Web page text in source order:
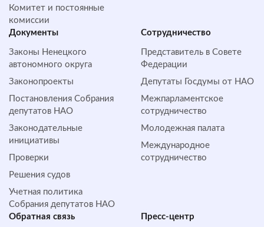
Комитет и постоянные
комиссии
Документы
Законы Ненецкого
автономного округа
Законопроекты
Постановления Собрания
депутатов НАО
Законодательные
инициативы
Проверки
Решения судов
Учетная политика
Собрания депутатов НАО
Сотрудничество
Представитель в Совете
Федерации
Депутаты Госдумы от НАО
Межпарламентское
сотрудничество
Молодежная палата
Международное
сотрудничество
Обратная cвязь Пресс-центр